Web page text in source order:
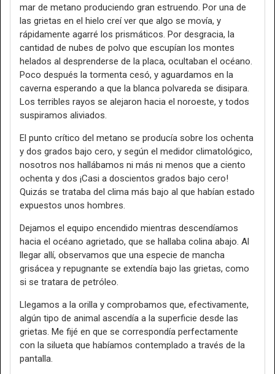
mar de metano produciendo gran estruendo. Por una de
las grietas en el hielo creí ver que algo se movía, y
rápidamente agarré los prismáticos. Por desgracia, la
cantidad de nubes de polvo que escupían los montes
helados al desprenderse de la placa, ocultaban el océano.
Poco después la tormenta cesó, y aguardamos en la
caverna esperando a que la blanca polvareda se disipara.
Los terribles rayos se alejaron hacia el noroeste, y todos
suspiramos aliviados.
El punto crítico del metano se producía sobre los ochenta
y dos grados bajo cero, y según el medidor climatológico,
nosotros nos hallábamos ni más ni menos que a ciento
ochenta y dos ¡Casi a doscientos grados bajo cero!
Quizás se trataba del clima más bajo al que habían estado
expuestos unos hombres.
Dejamos el equipo encendido mientras descendíamos
hacia el océano agrietado, que se hallaba colina abajo. Al
llegar allí, observamos que una especie de mancha
grisácea y repugnante se extendía bajo las grietas, como
si se tratara de petróleo.
Llegamos a la orilla y comprobamos que, efectivamente,
algún tipo de animal ascendía a la superficie desde las
grietas. Me fijé en que se correspondía perfectamente
con la silueta que habíamos contemplado a través de la
pantalla.